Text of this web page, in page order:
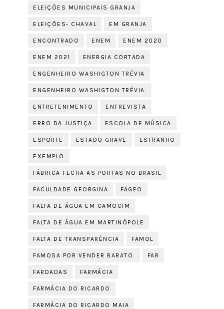
ELEIÇÕES MUNICIPAIS GRANJA
ELEIÇÕES- CHAVAL EM GRANJA
ENCONTRADO ENEM ENEM 2020
ENEM 2021 ENERGIA CORTADA
ENGENHEIRO WASHIGTON TRÉVIA
ENGENHEIRO WASHIGTON TRÉVIA.
ENTRETENIMENTO ENTREVISTA
ERRO DA JUSTIÇA ESCOLA DE MÚSICA
ESPORTE ESTADO GRAVE ESTRANHO
EXEMPLO
FÁBRICA FECHA AS PORTAS NO BRASIL
FACULDADE GEORGINA FAGEO
FALTA DE ÁGUA EM CAMOCIM
FALTA DE ÁGUA EM MARTINÓPOLE
FALTA DE TRANSPARÊNCIA FAMOL
FAMOSA POR VENDER BARATO. FAR
FARDADAS FARMÁCIA
FARMÁCIA DO RICARDO
FARMÁCIA DO RICARDO MAIA